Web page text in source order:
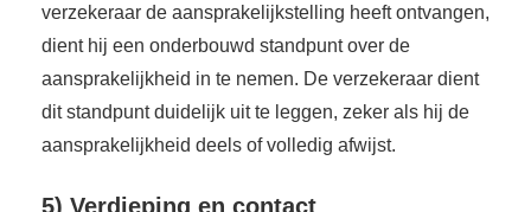
verzekeraar de aansprakelijkstelling heeft ontvangen,
dient hij een onderbouwd standpunt over de
aansprakelijkheid in te nemen. De verzekeraar dient
dit standpunt duidelijk uit te leggen, zeker als hij de
aansprakelijkheid deels of volledig afwijst.
5) Verdieping en contact